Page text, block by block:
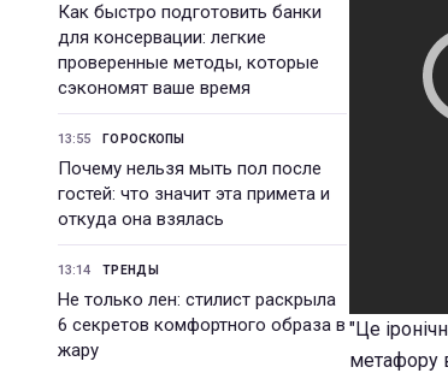
Как быстро подготовить банки
для консервации: легкие
проверенные методы, которые
сэкономят ваше время
13:55 ГОРОСКОПЫ
Почему нельзя мыть пол после
гостей: что значит эта примета и
откуда она взялась
13:14 ТРЕНДЫ
Не только лен: стилист раскрыла
6 секретов комфортного образа в
жару
"Це
метафору